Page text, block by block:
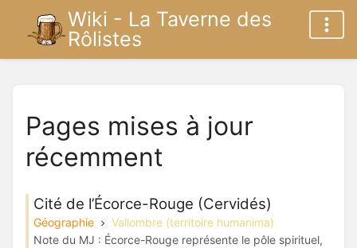
Wiki - La Taverne des
Rôlistes
Pages mises à jour
récemment
Cité de l’Écorce-Rouge (Cervidés)
Géographie
Vallombre (territoire humanima)
Note du MJ : Écorce-Rouge représente le pôle spirituel,